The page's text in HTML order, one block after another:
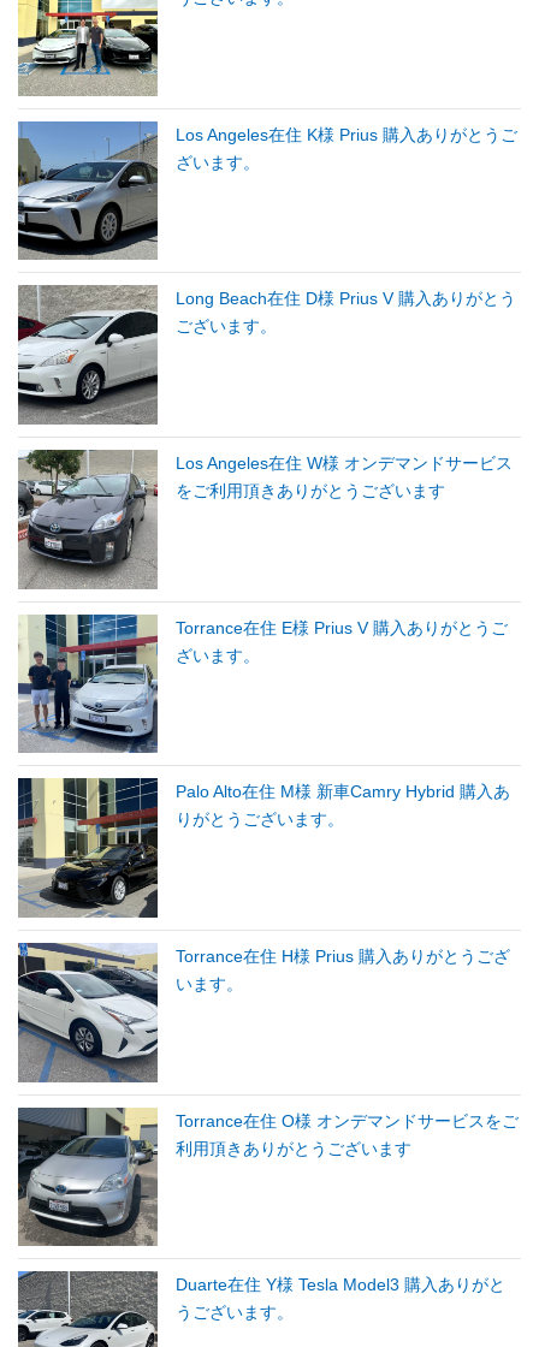
Los Angeles在住 K様 Prius 購入ありがとうご
ざいます。
Long Beach在住 D様 Prius V 購入ありがとう
ございます。
Los Angeles在住 W様 オンデマンドサービス
をご利用頂きありがとうございます
Torrance在住 E様 Prius V 購入ありがとうご
ざいます。
Palo Alto在住 M様 新車Camry Hybrid 購入あ
りがとうございます。
Torrance在住 H様 Prius 購入ありがとうござ
います。
Torrance在住 O様 オンデマンドサービスをご
利用頂きありがとうございます
Duarte在住 Y様 Tesla Model3 購入ありがと
うございます。